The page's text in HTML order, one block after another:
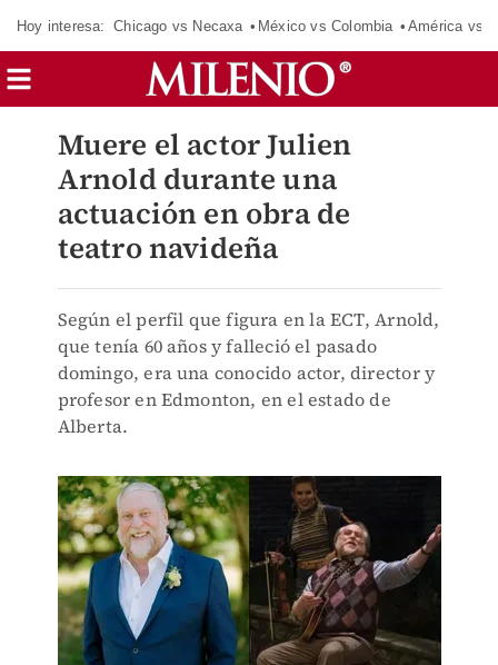
Hoy interesa: Chicago vs Necaxa México vs Colombia América vs
Muere el actor Julien
Arnold durante una
actuación en obra de
teatro navideña
Según el perfil que figura en la ECT, Arnold,
que tenía 60 años y falleció el pasado
domingo, era una conocido actor, director y
profesor en Edmonton, en el estado de
Alberta.